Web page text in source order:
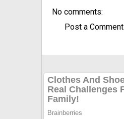
No comments:
Post a Comment